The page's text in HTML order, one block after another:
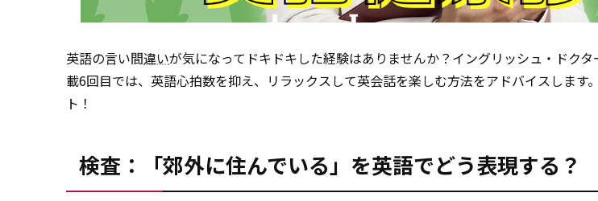
英語の言い間違いが気になってドキドキした経験はありませんか？イングリッシュ・ドク
載6回目では、英語心拍数を抑え、リラックスして英会話を楽しむ方法をアドバイスします
ト！
検査：「郊外に住んでいる」を英語でどう表現する？